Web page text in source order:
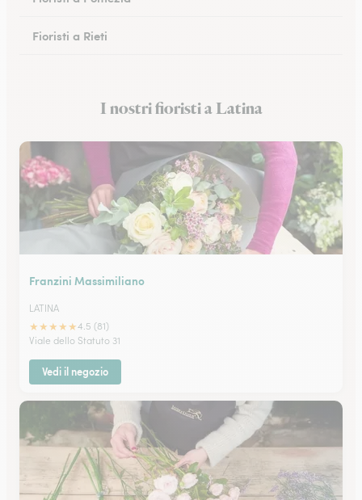
Fioristi a Rieti
Fioristi a AnzioI nostri fioristi a Latina
Franzini Massimiliano
LATINA
★★★★★4.5 (81)
Viale dello Statuto 31
Vedi il negozio